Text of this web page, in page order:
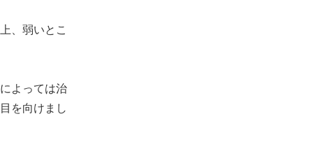
、弱いとこ
よっては治
を向けまし